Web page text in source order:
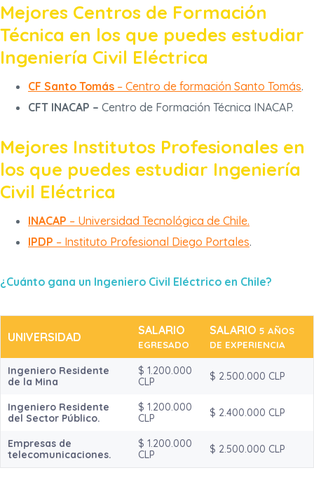
Mejores Centros de Formación
Técnica en los que puedes estudiar
Ingeniería Civil Eléctrica
CF Santo Tomás – Centro de formación Santo Tomás.
CFT INACAP – Centro de Formación Técnica INACAP.
Mejores Institutos Profesionales en
los que puedes estudiar Ingeniería
Civil Eléctrica
INACAP – Universidad Tecnológica de Chile.
IPDP – Instituto Profesional Diego Portales.
¿Cuánto gana un Ingeniero Civil Eléctrico en Chile?
UNIVERSIDAD SALARIO
EGRESADO
SALARIO 5 AÑOS
DE EXPERIENCIA
Ingeniero Residente
de la Mina
$ 1.200.000
CLP
$ 2.500.000 CLP
Ingeniero Residente
del Sector Público.
$ 1.200.000
CLP
$ 2.400.000 CLP
Empresas de
telecomunicaciones.
$ 1.200.000
CLP
$ 2.500.000 CLP